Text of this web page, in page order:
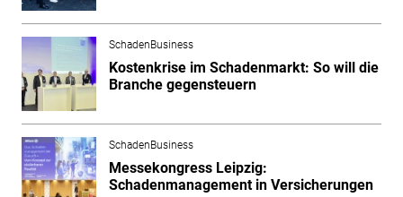
SchadenBusiness
Kostenkrise im Schadenmarkt: So will die
Branche gegensteuern
SchadenBusiness
Messekongress Leipzig:
Schadenmanagement in Versicherungen